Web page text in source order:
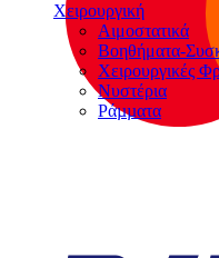
Χειρουργική
Αιμοστατικά
Βοηθήματα-
Χειρουργικές
Νυστέρια
Ράµµατα